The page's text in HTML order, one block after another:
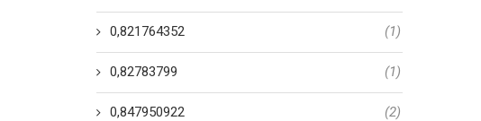
0,821764352 (1)
0,82783799 (1)
0,847950922 (2)